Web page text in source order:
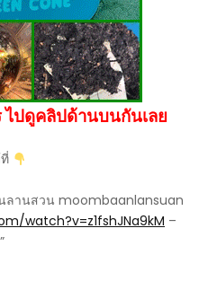
ไปดูคลิปด้านบนกันเลย
ลานสวน moombaanlansuan
watch?v=z1fshJNa9kM –